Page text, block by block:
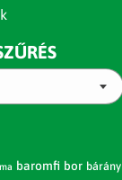
baromfi bor bárány